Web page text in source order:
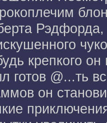
Рэдфорда,
крепкого
готов @...ть
он